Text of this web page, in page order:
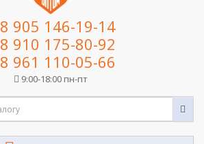
8 905 146-19-14
8 910 175-80-92
8 961 110-05-66
9:00-18:00 пн-пт